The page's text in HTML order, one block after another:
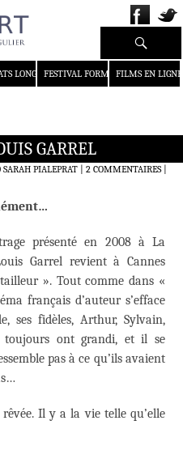
LONGS FESTIVAL FORMAT COURT
FILMS EN LIGNE
Recherche
GARREL
SARAH PIALEPRAT 2 COMMENTAIRES|
présenté en 2008 à La
Garrel revient à Cannes
». Tout comme dans «
français d’auteur s’efface
ses fidèles, Arthur, Sylvain,
ont grandi, et il se
pas à ce qu’ils avaient
Il y a la vie telle qu’elle